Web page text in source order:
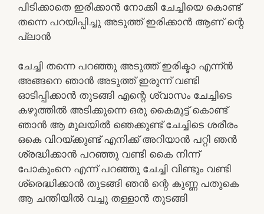
പിടിക്കാതെ ഇരിക്കാൻ നോക്കി ചേച്ചിയെ കൊണ്ട്
തന്നെ പറയിപ്പിച്ചു അടുത്ത് ഇരിക്കാൻ ആണ് ന്റെ
പ്ലാൻ
ചേച്ചി തന്നെ പറഞ്ഞു അടുത്ത് ഇരിക്ടാ എന്ന്ൻ
അങ്ങനെ ഞാൻ അടുത്ത് ഇരുന്ന് വണ്ടി
ഓടിപ്പിക്കാൻ തുടങ്ങി എന്റെ ശ്വാസം ചേച്ചിടെ
കഴുത്തിൽ അടിക്കുന്നെ ഒരു കൈമുട്ട് കൊണ്ട്
ഞാൻ ആ മുലയിൽ ഞെക്കുണ്ട് ചേച്ചിടെ ശരീരം
ഒകെ വിറയ്ക്കുണ്ട് എനിക്ക് അറിയാൻ പറ്റി ഞൻ
ശ്രദ്ധിക്കാൻ പറഞ്ഞു വണ്ടി കൈ നിന്ന്
പോകുംനെ എന്ന് പറഞ്ഞു ചേച്ചി വീണ്ടും വണ്ടി
ശ്രെദ്ധിക്കാൻ തുടങ്ങി ഞൻ ന്റെ കുണ്ണ പതുകെ
ആ ചന്തിയിൽ വച്ചു തള്ളാൻ തുടങ്ങി